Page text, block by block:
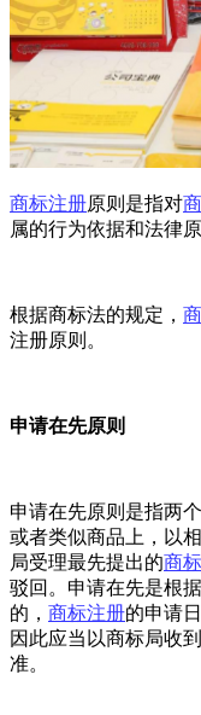
商标注册原则是指对
属的行为依据和法律
根据商标法的规定，
注册原则。
申请在先原则
申请在先原则是指两
或者类似商品上，以
局受理最先提出的商
驳回。申请在先是根
的， 商标注册的申请
因此应当以商标局收
准。